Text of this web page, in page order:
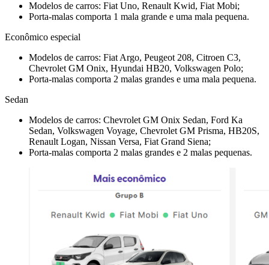
Modelos de carros: Fiat Uno, Renault Kwid, Fiat Mobi;
Porta-malas comporta 1 mala grande e uma mala pequena.
Econômico especial
Modelos de carros: Fiat Argo, Peugeot 208, Citroen C3,
Chevrolet GM Onix, Hyundai HB20, Volkswagen Polo;
Porta-malas comporta 2 malas grandes e uma mala pequena.
Sedan
Modelos de carros: Chevrolet GM Onix Sedan, Ford Ka
Sedan, Volkswagen Voyage, Chevrolet GM Prisma, HB20S,
Renault Logan, Nissan Versa, Fiat Grand Siena;
Porta-malas comporta 2 malas grandes e 2 malas pequenas.